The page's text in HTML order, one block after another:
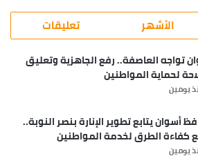
الأشهر تعليقات
تواجه العاصفة.. رفع الجاهزية وتعليق
لحماية المواطنين
يومين
أسوان يتابع تطوير الإنارة بنصر النوبة..
كفاءة الطرق لخدمة المواطنين
يومين